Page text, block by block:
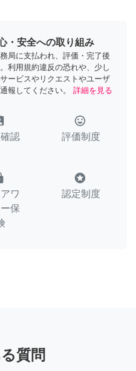
・安全への取り組み
局に支払われ、評価・完了後
利用規約違反の恐れや、少し
ービスやリクエストやユーザ
報してください。
詳細を見る
認
tag_faces
評価制度
ワ
保
stars
認定制度
質問